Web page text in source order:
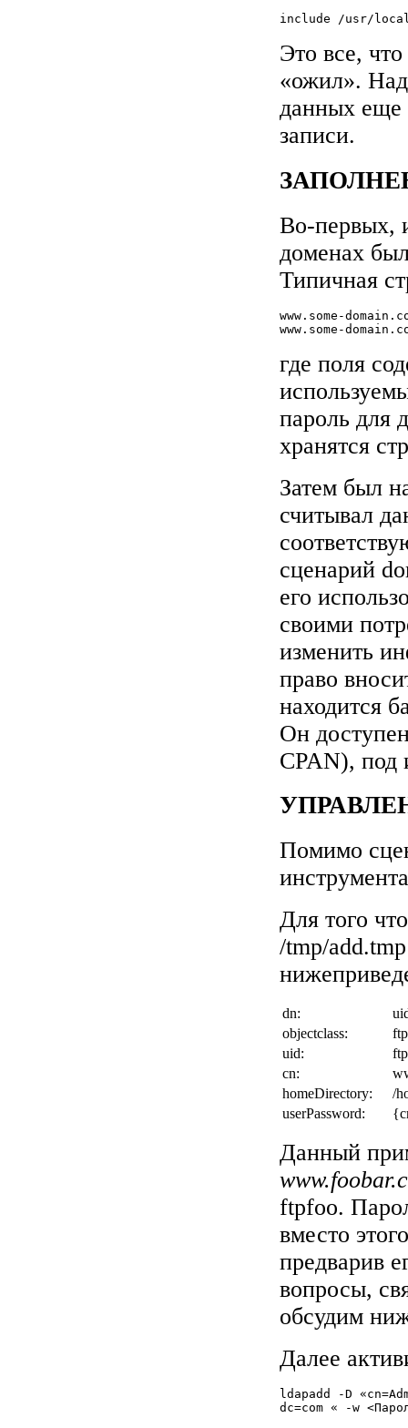
include	/
Это все,
«ожил».
данных еще
записи.
Во-первых,
доменах
Типичная
www.some-
www.some-
где поля
пароль для
хранятся
Затем был
считывал
сценарий
его
своими
изменить
право
находится
Он
CPAN), под
Помимо
Для того
/tmp/
dn:
objectclass:
uid:
cn:
homeDirectory:
/
userPassword:
Данный
ftpfoo.
вместо
предварив
вопросы,
обсудим
Далее
ldapadd -D
dc=com « -w